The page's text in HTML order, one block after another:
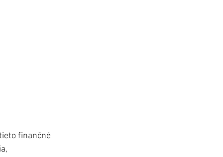
finančné